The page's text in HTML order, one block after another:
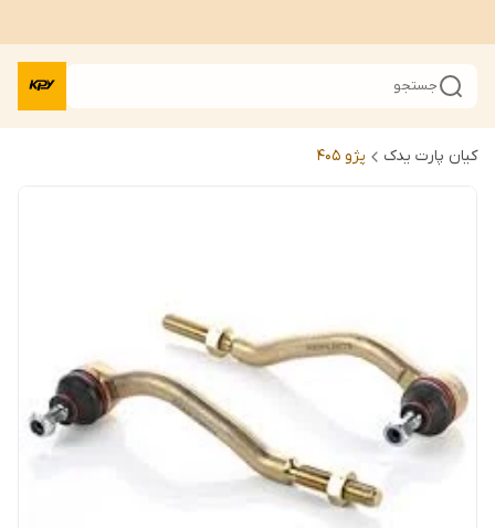
جستجو
کیان پارت یدک پژو 405